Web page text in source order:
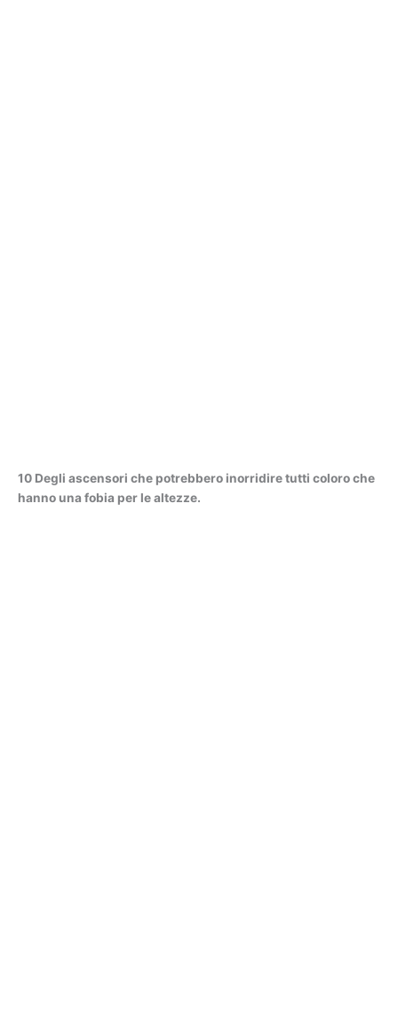
10 Degli ascensori che potrebbero inorridire tutti coloro che
hanno una fobia per le altezze.